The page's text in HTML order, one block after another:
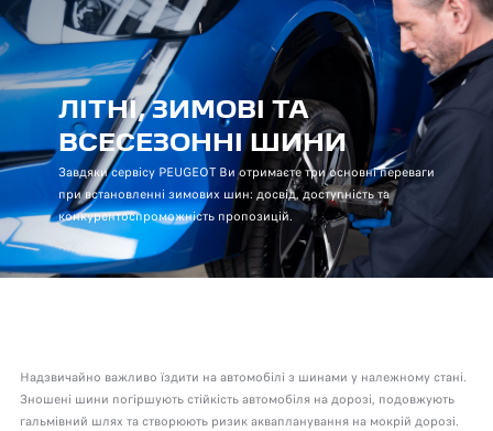
ЛІТНІ, ЗИМОВІ ТА
ВСЕСЕЗОННІ ШИНИ
Завдяки сервісу PEUGEOT Ви отримаєте три основні переваги
при встановленні зимових шин: досвід, доступність та
конкурентоспроможність пропозицій.
Надзвичайно важливо їздити на автомобілі з шинами у належному стані.
Зношені шини погіршують стійкість автомобіля на дорозі, подовжують
гальмівний шлях та створюють ризик аквапланування на мокрій дорозі.